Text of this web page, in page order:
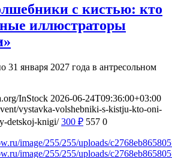
с кистью: кто
иллюстраторы
31 января 2027 года в антресольном
InStock 2026-06-24T09:36:00+03:00
vystavka-volshebniki-s-kistju-kto-oni-
detskoj-knigi/ 300 ₽ 557 0
image/255/255/uploads/
image/255/255/uploads/